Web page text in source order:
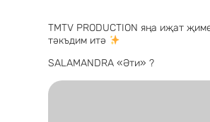
TMTV PRODUCTION яңа иҗат
тәкъдим итә
SALAMANDRA «Әти» ?